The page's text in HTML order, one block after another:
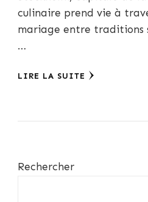
culinaire prend vie à
mariage entre traditions
…
LIRE LA SUITE
Rechercher